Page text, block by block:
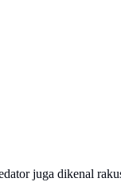
juga dikenal